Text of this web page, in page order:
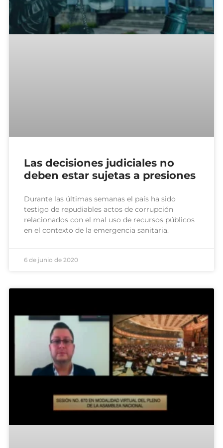
Las decisiones judiciales no
deben estar sujetas a presiones
Durante las últimas semanas el país ha sido
testigo de repudiables actos de corrupción
relacionados con el mal uso de recursos públicos
en el contexto de la emergencia sanitaria.
6 de junio de 2020